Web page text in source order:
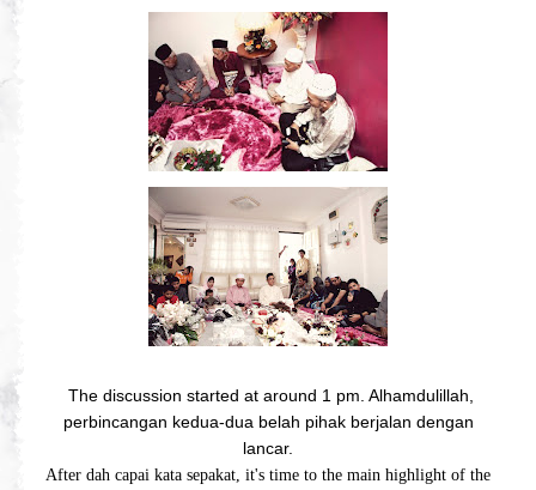
The discussion started at around 1 pm. Alhamdulillah,
perbincangan kedua-dua belah pihak berjalan dengan
lancar.
After dah capai kata sepakat, it's time to the main highlight of the